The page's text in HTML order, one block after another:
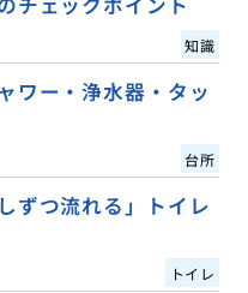
知識
ワー・浄水器・タッ
台所
ずつ流れる」トイレ
トイレ